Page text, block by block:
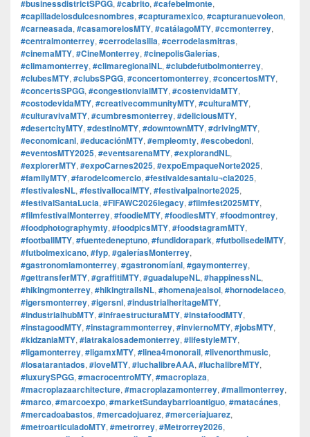
#businessdistrictSPGG, #cabrito, #cafebelmonte,
#capilladelosdulcesnombres, #capturamexico, #capturanuevoleon,
#carneasada, #casamorelosMTY, #catálagoMTY, #ccmonterrey,
#centralmonterrey, #cerrodelasilla, #cerrodelasmitras,
#cinemaMTY, #CineMonterrey, #cinepolisGalerías,
#climamonterrey, #climaregionalNL, #clubdefutbolmonterrey,
#clubesMTY, #clubsSPGG, #concertomonterrey, #concertosMTY,
#concertsSPGG, #congestionvialMTY, #costenvidaMTY,
#costodevidaMTY, #creativecommunityMTY, #culturaMTY,
#culturavivaMTY, #cumbresmonterrey, #deliciousMTY,
#desertcityMTY, #destinoMTY, #downtownMTY, #drivingMTY,
#economicanl, #educaciónMTY, #empleomty, #escobedonl,
#eventosMTY2025, #eventsarenaMTY, #explorandNL,
#explorerMTY, #expoCarnes2025, #expoEmpaqueNorte2025,
#familyMTY, #farodelcomercio, #festivaldesantalu¬cia2025,
#festivalesNL, #festivallocalMTY, #festivalpalnorte2025,
#festivalSantaLucia, #FIFAWC2026legacy, #filmfest2025MTY,
#filmfestivalMonterrey, #foodieMTY, #foodiesMTY, #foodmontrey,
#foodphotographymty, #foodpicsMTY, #foodstagramMTY,
#footballMTY, #fuentedeneptuno, #fundidorapark, #futbolisedelMTY,
#futbolmexicano, #fyp, #galeríasMonterrey,
#gastronomiamonterrey, #gastronomíanl, #gaymonterrey,
#gettransferMTY, #graffitiMTY, #guadalupeNL, #happinessNL,
#hikingmonterrey, #hikingtrailsNL, #homenajealsol, #hornodelaceo,
#igersmonterrey, #igersnl, #industrialheritageMTY,
#industrialhubMTY, #infraestructuraMTY, #instafoodMTY,
#instagoodMTY, #instagrammonterrey, #inviernoMTY, #jobsMTY,
#kidzaniaMTY, #latrakalosademonterrey, #lifestyleMTY,
#ligamonterrey, #ligamxMTY, #linea4monorail, #livenorthmusic,
#losatarantados, #loveMTY, #luchalibreAAA, #luchalibreMTY,
#luxurySPGG, #macrocentroMTY, #macroplaza,
#macroplazaarchitecture, #macroplazamonterrey, #mallmonterrey,
#marco, #marcoexpo, #marketSundaybarrioantiguo, #matacánes,
#mercadoabastos, #mercadojuarez, #merceríajuarez,
#metroarticuladoMTY, #metrorrey, #Metrorrey2026,